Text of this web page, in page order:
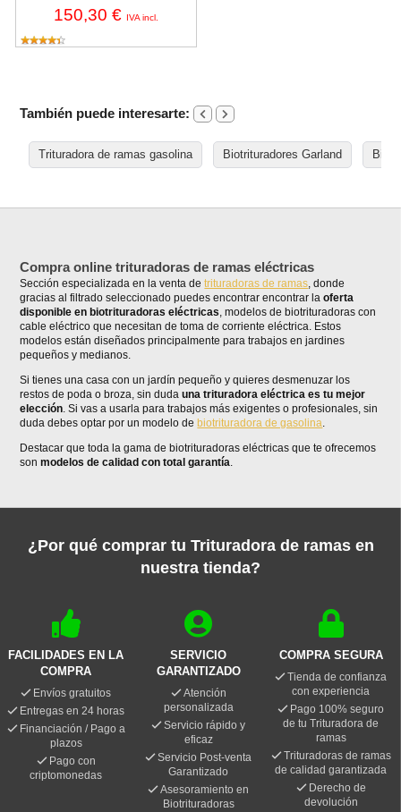
150,30 € IVA incl.
También puede interesarte:
Trituradora de ramas gasolina Biotrituradores Garland
Compra online trituradoras de ramas eléctricas
Sección especializada en la venta detrituradoras de ramas, donde
gracias al filtrado seleccionado puedes encontrar encontrar laoferta
disponible en biotrituradoras eléctricas, modelos de biotrituradoras con
cable eléctrico que necesitan de toma de corriente eléctrica. Estos
modelos están diseñados principalmente para trabajos en jardines
pequeños y medianos.
Si tienes una casa con un jardín pequeño y quieres desmenuzar los
restos de poda o broza, sin dudauna trituradora eléctrica es tu mejor
elección. Si vas a usarla para trabajos más exigentes o profesionales, sin
duda debes optar por un modelo de biotrituradora de gasolina.
Destacar que toda la gama de biotrituradoras eléctricas que te ofrecemos
sonmodelos de calidad con total garantía.
¿Por qué comprar tu Trituradora de ramas en
nuestra tienda?
FACILIDADES EN LA
COMPRA
Envíos gratuitos
Entregas en 24 horas
Financiación / Pago a
plazos
Pago con
criptomonedas
SERVICIO
GARANTIZADO
Atención
personalizada
Servicio rápido y
eficaz
Servicio Post-venta
Garantizado
Asesoramiento en
Biotrituradoras
COMPRA SEGURA
Tienda de confianza
con experiencia
Pago 100% seguro
de tu Trituradora de
ramas
Trituradoras de ramas
de calidad garantizada
Derecho de
devolución